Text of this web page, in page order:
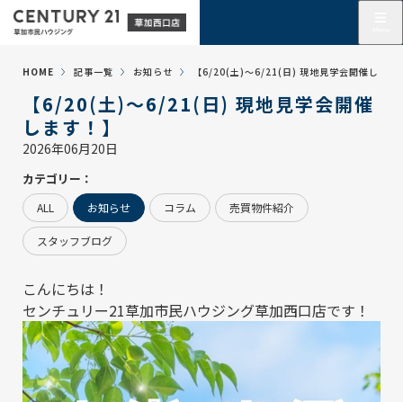
HOME 記事一覧 お知らせ 【6/20(土)～6/21(日) 現地見学会開催します
【6/20(土)～6/21(日) 現地見学会開催
します！】
2026年06月20日
カテゴリー：
ALL お知らせ コラム 売買物件紹介
スタッフブログ
こんにちは！
センチュリー21草加市民ハウジング草加西口店です！